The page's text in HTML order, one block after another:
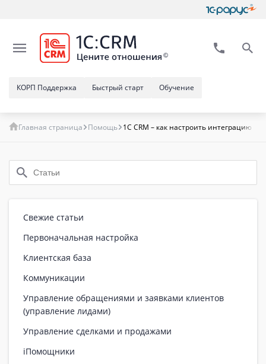
Обучение
Быстрый старт
КОРП Поддержка
Главная страница Помощь 1C CRM – как настроить интеграцию с
Свежие статьи
Первоначальная настройка
Клиентская база
Коммуникации
Управление обращениями и заявками клиентов
(управление лидами)
Управление сделками и продажами
iПомощники